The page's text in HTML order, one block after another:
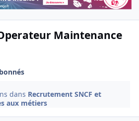
Maintenance
dans Recrutement SNCF et
aux métiers